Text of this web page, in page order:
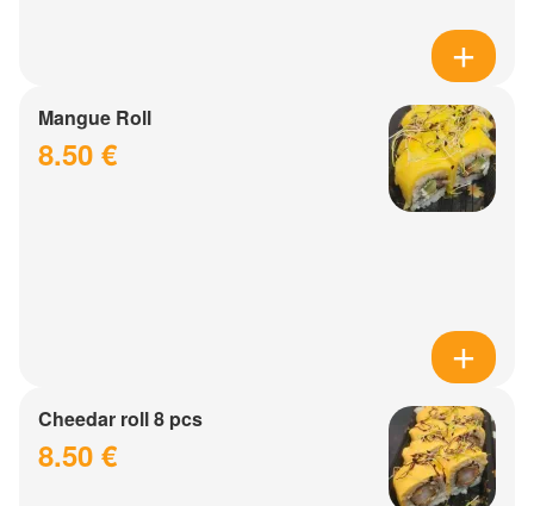
Mangue Roll
8.50 €
Cheedar roll 8 pcs
8.50 €